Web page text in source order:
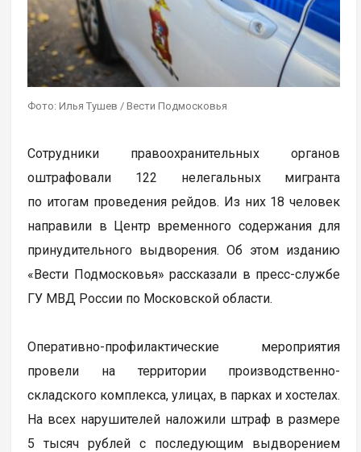
Фото: Илья Тушев / Вести Подмосковья
Сотрудники правоохранительных органов
оштрафовали 122 нелегальных мигранта
по итогам проведения рейдов. Из них 18 человек
направили в Центр временного содержания для
принудительного выдворения. Об этом изданию
«Вести Подмосковья» рассказали в пресс-службе
ГУ МВД России по Московской области.
Оперативно-профилактические мероприятия
провели на территории производственно-
складского комплекса, улицах, в парках и хостелах.
На всех нарушителей наложили штраф в размере
5 тысяч рублей с последующим выдворением